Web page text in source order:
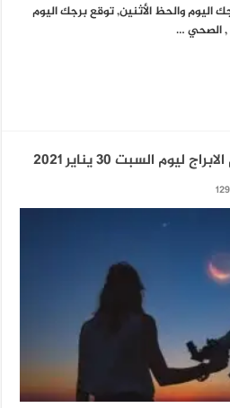
اليوم والحظ الأثنين, توقع برجك اليوم
, الصحي …
السبت 30 يناير 2021
129